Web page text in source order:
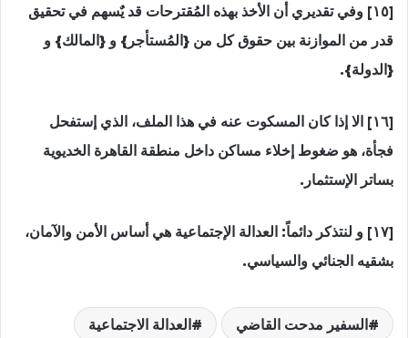
[١٥] وفي تقديري أن الأخذ بهذه المُقترحات قد يٌسهم في تحقيق
قدر من الموازنة بين حقوق كل من {المُستأجر} و {المالك} و
{الدولة}.
[١٦] الا إذا كان المسكوت عنه في هذا الملف، الذي إستفحل
فجأة، هو ضغوط إخلاء مساكن داخل منطقة القاهرة الخديوية
بساتر الإستثمار.
[١٧] و لنتذكر دائماً: العدالة الإجتماعية هي أساس الأمن والآمان،
بشقيه الجنائي والسياسي.
السفير مدحت القاضي
العدالة الاجتماعية